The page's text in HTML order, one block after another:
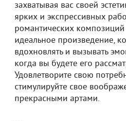
захватывая вас своей
ярких и экспрессивных
романтических
идеальное произведение,
вдохновлять и вызывать
когда вы будете его
Удовлетворите свою
стимулируйте свое
прекрасными артами.